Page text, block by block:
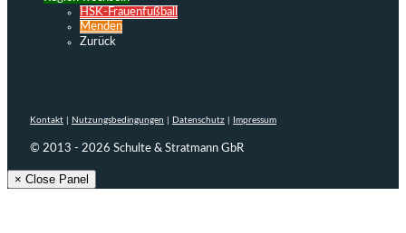
HSK-Frauenfußball
Menden
Zurück
Kontakt Nutzungsbedingungen Datenschutz Impressum
© 2013 - 2026 Schulte & Stratmann GbR
× Close Panel